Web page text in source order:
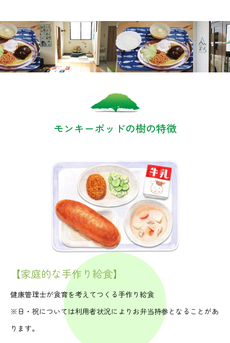
モンキーポッドの樹の特徴
【家庭的な手作り給食】
健康管理士が食育を考えてつくる手作り給食
※日・祝については利用者状況によりお弁当持参となることがあ
ります。